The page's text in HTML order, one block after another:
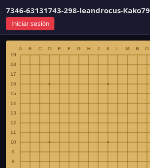
7346-63131743-298-leandrocus-Kako79
Iniciar sesión